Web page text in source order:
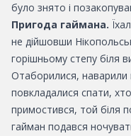
було знято і
Пригода гаймана.
не дійшовши
горішньому степу біля
Отаборилися, наварили
повкладалися спати,
примостився, той біля
гайман подався